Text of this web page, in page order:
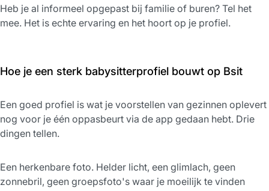
Heb je al informeel opgepast bij familie of buren? Tel het
mee. Het is echte ervaring en het hoort op je profiel.
Hoe je een sterk babysitterprofiel bouwt op Bsit
Een goed profiel is wat je voorstellen van gezinnen oplevert
nog voor je één oppasbeurt via de app gedaan hebt. Drie
dingen tellen.
Een herkenbare foto. Helder licht, een glimlach, geen
zonnebril, geen groepsfoto's waar je moeilijk te vinden